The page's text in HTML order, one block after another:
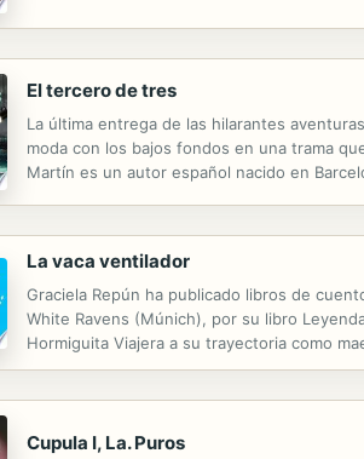
El tercero de tres
La última entrega de las hilarantes
moda con los bajos fondos en una trama
Martín es un autor español nacido en
La vaca ventilador
Graciela Repún ha publicado libros de
White Ravens (Múnich), por su libro
Hormiguita Viajera a su trayectoria como
universales y cuentos clásicos, novela
Cupula I, La. Puros